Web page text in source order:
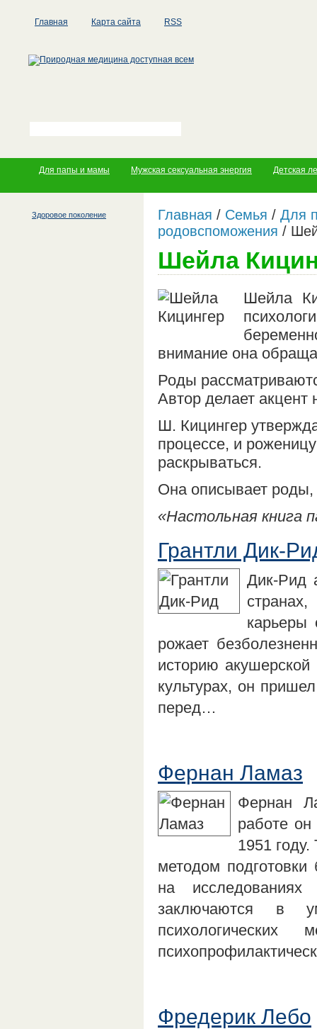
Главная Карта сайта RSS
Для папы и мамы Мужская сексуальная энергия Детская
Здоровое поколение Главная / Семья / Для
родовспоможения /
Шейла
Шейла
внимание она
Роды
Автор делает акцент
Ш. Кицингер
процессе, и
раскрываться.
Она описывает роды,
«Настольная
Грантли Дик-
Дик-Рид
карьеры
рожает
историю
культурах, он
перед…
Фернан Ламаз
Фернан
работе
1951
методом
на
заключаются в
Фредерик Лебо